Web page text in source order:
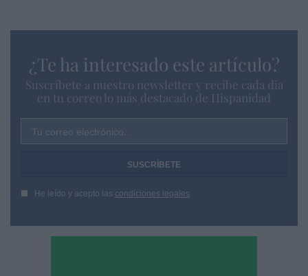
¿Te ha interesado este artículo?
Suscríbete a nuestro newsletter y recibe cada dia
en tu correo lo más destacado de Hispanidad
Tu correo electrónico...
He leído y acepto las condiciones legales